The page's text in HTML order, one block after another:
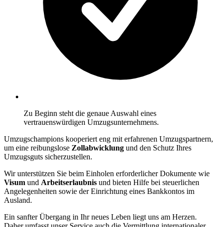
Zu Beginn steht die genaue Auswahl eines
vertrauenswürdigen Umzugsunternehmens.
Umzugschampions kooperiert eng mit erfahrenen Umzugspartnern,
um eine reibungslose Zollabwicklung und den Schutz Ihres
Umzugsguts sicherzustellen.
Wir unterstützen Sie beim Einholen erforderlicher Dokumente wie
Visum und Arbeitserlaubnis und bieten Hilfe bei steuerlichen
Angelegenheiten sowie der Einrichtung eines Bankkontos im
Ausland.
Ein sanfter Übergang in Ihr neues Leben liegt uns am Herzen.